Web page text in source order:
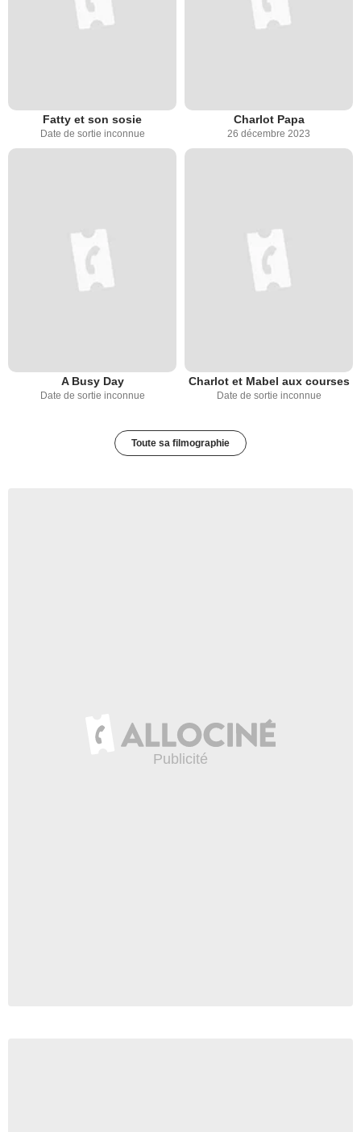
Fatty et son sosie
Date de sortie inconnue
Charlot Papa
26 décembre 2023
A Busy Day
Date de sortie inconnue
Charlot et Mabel aux courses
Date de sortie inconnue
Toute sa filmographie